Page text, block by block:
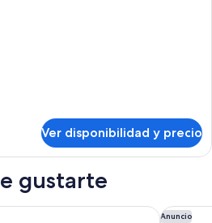
Ver disponibilidad y precio
gustarte
Anuncio
Holiday